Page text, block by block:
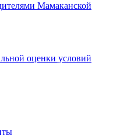
Мамаканской
оценки условий